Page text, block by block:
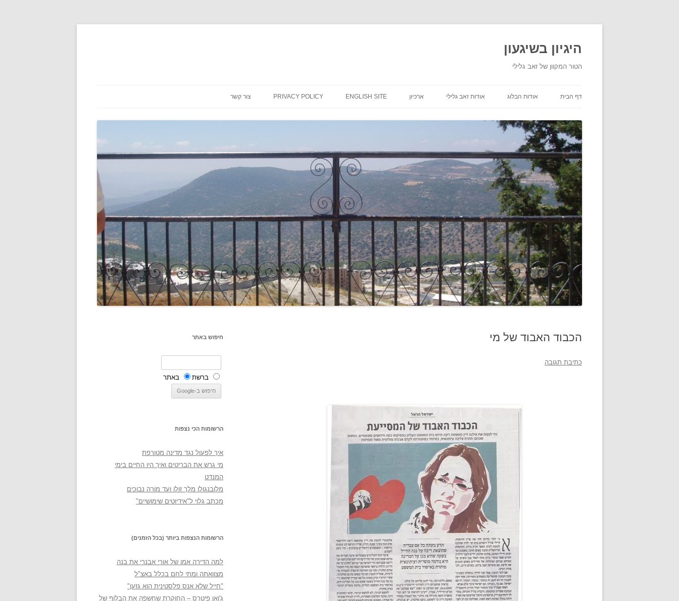
היגיון בשיגעון
הטור המקוון של זאב גלילי
דף הבית אודות הבלוג אודות זאב גלילי ארכיון ENGLISH SITE
PRIVACY POLICY צור קשר
הכבוד האבוד של מי
כתיבת תגובה
חיפוש באתר
ברשת באתר
הרשומות הכי נצפות
איך לפעול נגד מדינה מטורפת
מי גרש את הבריטים ואיך היו החיים בימי
המנדט
מלובנגולו מלך זולו ועד מורה נבוכים
מכתב גלוי ל"אידיוטים שימושיים"
הרשומות הנצפות ביותר (בכל הזמנים)
למה הדירה אמו של אורי אבנרי את בנה
מצוואתה ומתי לחם בכלל באצ"ל
"חייל שלא אנס פלסטינית הוא גזען"
ג'ואן פיטרס – החוקרת שחשפה את הבלוף של